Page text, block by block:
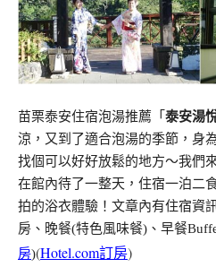
苗栗泰安住宿泡湯推薦「 泰安湯
涼，又到了適合泡湯的季節，身
找個可以好好放鬆的地方～我們
在館內待了一整天，住宿一泊二
拍的浴衣體驗！文章內有住宿資
房、晚餐(特色風味餐)、早餐
房)(Hotel.com訂房)